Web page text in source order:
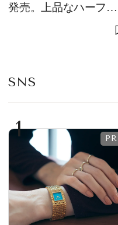
発売。上品なハーフム
ーン型がスタイリング
SNS
1